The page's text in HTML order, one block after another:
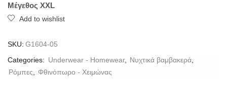
Μέγεθος XXL
Add to wishlist
SKU: G1604-05
Categories: Underwear - Homewear, Νυχτικά βαμβακερά
Ρόμπες
Φθινόπωρο - Χειμώνας